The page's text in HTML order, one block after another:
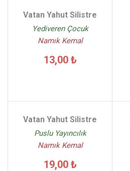
Vatan Yahut Silistre
Yediveren Çocuk
Namık Kemal
13,00 ₺
Vatan Yahut Silistre
Puslu Yayıncılık
Namık Kemal
19,00 ₺